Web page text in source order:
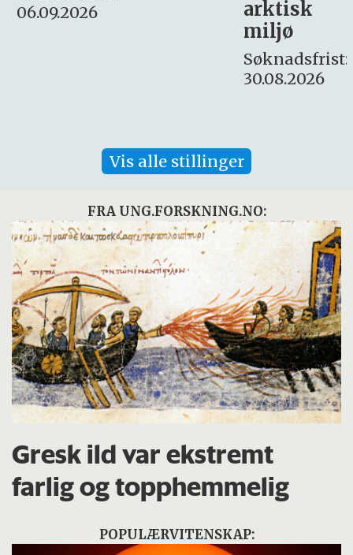
Søknadsfrist:
16. august.
Vis alle stillinger
FRA UNG.FORSKNING.NO:
Gresk ild var ekstremt
farlig og topphemmelig
POPULÆRVITENSKAP: